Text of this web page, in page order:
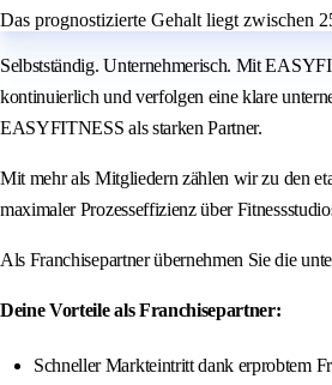
Das prognostizierte Gehalt liegt zwischen
Selbstständig. Unternehmerisch. Mit
kontinuierlich und verfolgen eine klare
EASYFITNESS als starken Partner.
Mit mehr als Mitgliedern zählen wir zu den
maximaler Prozesseffizienz über
Als Franchisepartner übernehmen Sie die
Deine Vorteile als Franchisepartner:
Schneller Markteintritt dank erprobtem